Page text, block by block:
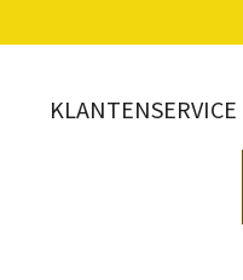
KLANTENSERVICE